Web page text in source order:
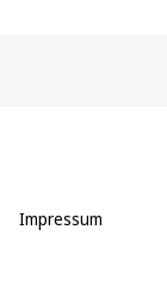
Impressum